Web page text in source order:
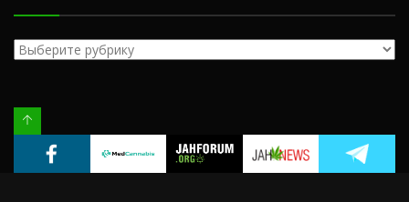
Популярные